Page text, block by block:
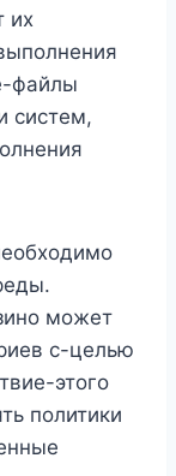
их
файлы
систем,
может
с-целью
этого
политики